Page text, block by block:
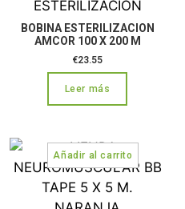
BOBINA ESTERILIZACION
AMCOR 100 X 200 M
€23.55
Leer más